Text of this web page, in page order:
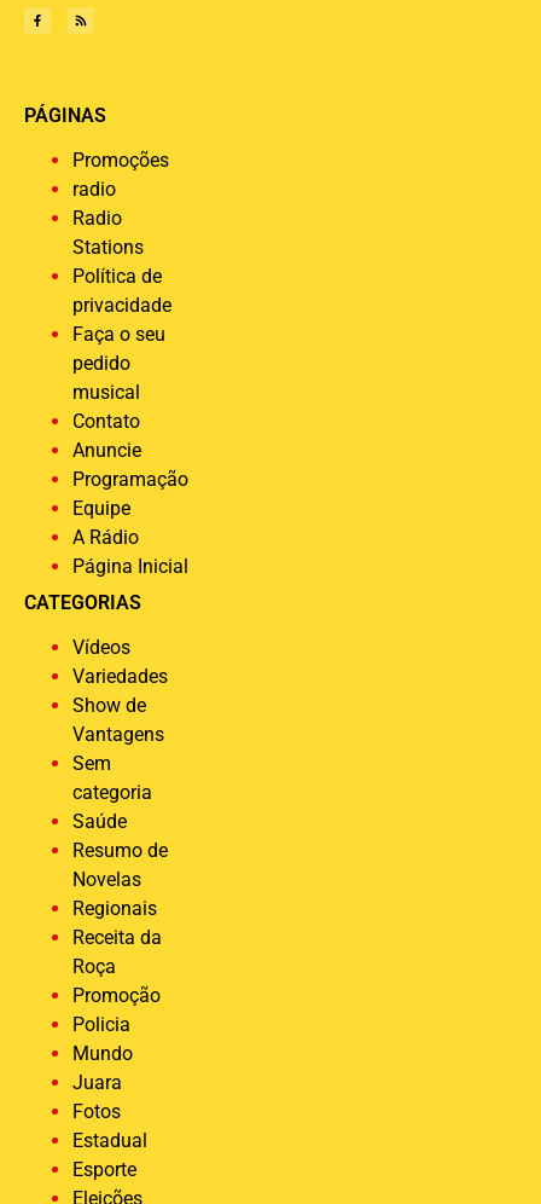
PÁGINAS
Promoções
radio
Radio
Stations
Política de
privacidade
Faça o seu
pedido
musical
Contato
Anuncie
Programação
Equipe
A Rádio
Página Inicial
CATEGORIAS
Vídeos
Variedades
Show de
Vantagens
Sem
categoria
Saúde
Resumo de
Novelas
Regionais
Receita da
Roça
Promoção
Policia
Mundo
Juara
Fotos
Estadual
Esporte
Eleições